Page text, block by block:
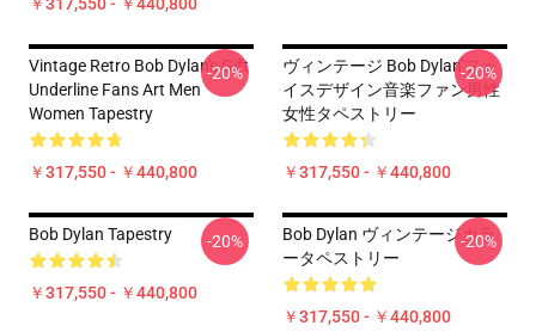
Vintage Retro Bob Dylan's Gift
Underline Fans Art Men
Women Tapestry
￥317,550 - ￥440,800
-20%
ヴィンテージ Bob Dylan'フェ
イスデザイン音楽ファン男性
女性タペストリー
￥317,550 - ￥440,800
-20%
Bob Dylan Tapestry
￥317,550 - ￥440,800
-20%
Bob Dylan ヴィンテージカラ
ータペストリー
￥317,550 - ￥440,800
-20%